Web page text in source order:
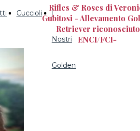
Cuccioli I
Nostri
Golden
Rifles & Roses di
Gubitosi - Allevamento
Retriever riconosciuto
ENCI/FCI-